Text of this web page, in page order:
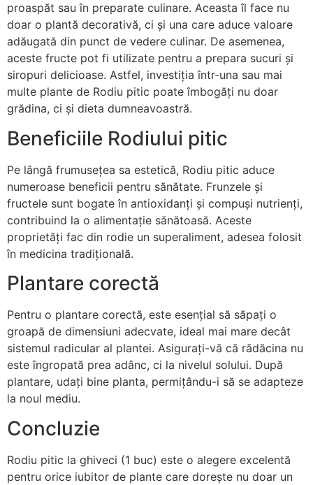
proaspăt sau în preparate culinare. Aceasta îl face nu
doar o plantă decorativă, ci și una care aduce valoare
adăugată din punct de vedere culinar. De asemenea,
aceste fructe pot fi utilizate pentru a prepara sucuri și
siropuri delicioase. Astfel, investiția într-una sau mai
multe plante de Rodiu pitic poate îmbogăți nu doar
grădina, ci și dieta dumneavoastră.
Beneficiile Rodiului pitic
Pe lângă frumusețea sa estetică, Rodiu pitic aduce
numeroase beneficii pentru sănătate. Frunzele și
fructele sunt bogate în antioxidanți și compuși nutrienți,
contribuind la o alimentație sănătoasă. Aceste
proprietăți fac din rodie un superaliment, adesea folosit
în medicina tradițională.
Plantare corectă
Pentru o plantare corectă, este esențial să săpați o
groapă de dimensiuni adecvate, ideal mai mare decât
sistemul radicular al plantei. Asigurați-vă că rădăcina nu
este îngropată prea adânc, ci la nivelul solului. După
plantare, udați bine planta, permițându-i să se adapteze
la noul mediu.
Concluzie
Rodiu pitic la ghiveci (1 buc) este o alegere excelentă
pentru orice iubitor de plante care dorește nu doar un